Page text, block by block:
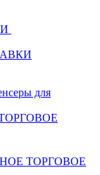
для
ТОРГОВОЕ